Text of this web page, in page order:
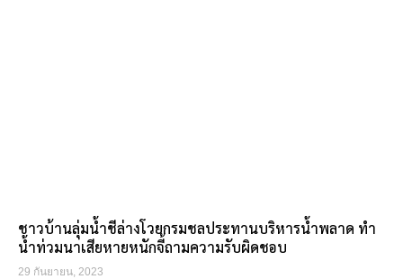
ชาวบ้านลุ่มน้ำชีล่างโวยกรมชลประทานบริหารน้ำพลาด ทำ
น้ำท่วมนาเสียหายหนักจี้ถามความรับผิดชอบ
29 กันยายน, 2023